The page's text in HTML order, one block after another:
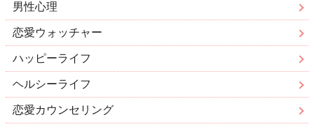
男性心理
恋愛ウォッチャー
ハッピーライフ
ヘルシーライフ
恋愛カウンセリング